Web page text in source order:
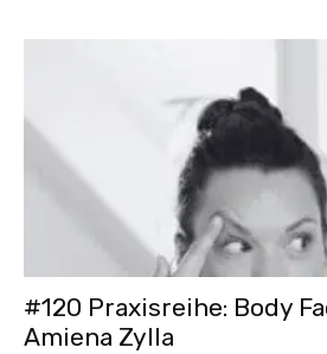
#120 Praxisreihe: Body
Amiena Zylla